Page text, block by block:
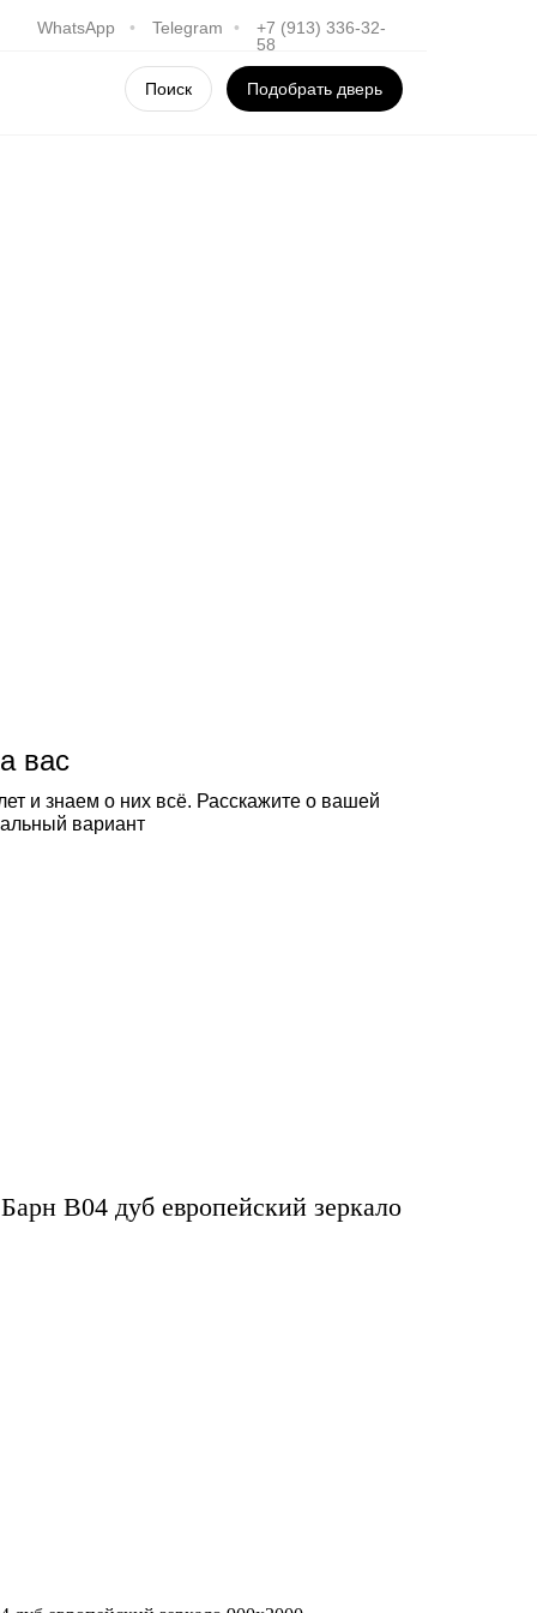
WhatsApp • Telegram •
+7 (913) 336-32-
58
Поиск Подобрать дверь
вас
и знаем о них всё. Расскажите о вашей
вариант
B04 дуб европейский зеркало